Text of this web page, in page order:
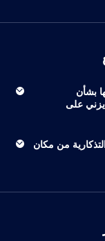
بشأن
على
من مكان